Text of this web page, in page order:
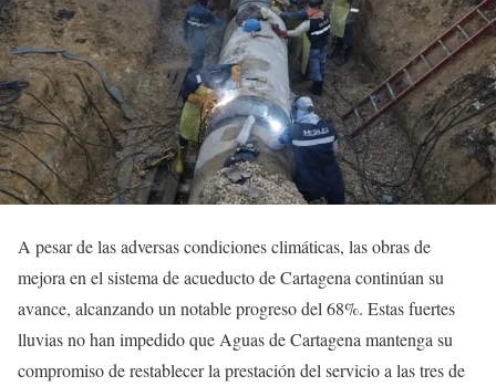
A pesar de las adversas condiciones climáticas, las obras de
mejora en el sistema de acueducto de Cartagena continúan su
avance, alcanzando un notable progreso del 68%. Estas fuertes
lluvias no han impedido que Aguas de Cartagena mantenga su
compromiso de restablecer la prestación del servicio a las tres de